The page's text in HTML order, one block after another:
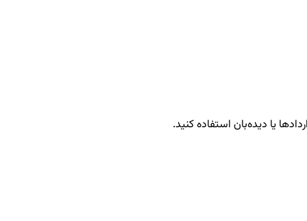
یا دیده‌بان استفاده کنید.